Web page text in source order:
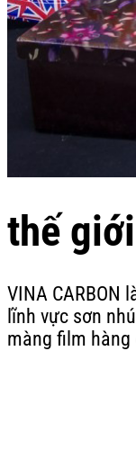
thế
VINA CARBON
lĩnh vực sơn
màng film